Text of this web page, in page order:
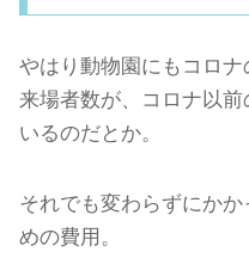
やはり動物園にもコロナ
来場者数が、コロナ以
いるのだとか。
それでも変わらずにか
めの費用。